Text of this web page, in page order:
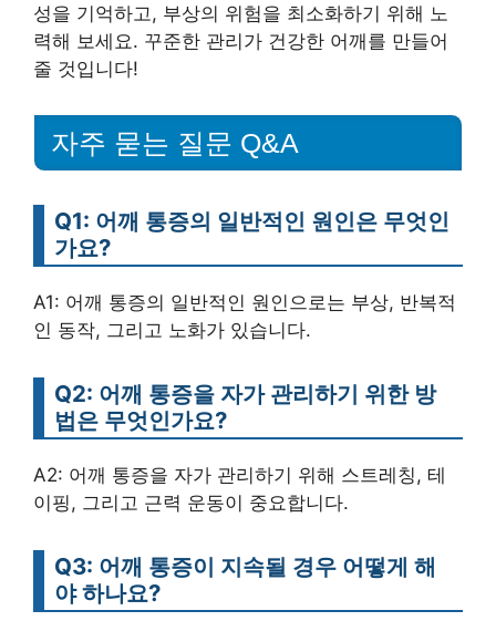
성을 기억하고, 부상의 위험을 최소화하기 위해 노
력해 보세요. 꾸준한 관리가 건강한 어깨를 만들어
줄 것입니다!
자주 묻는 질문 Q&A
Q1: 어깨 통증의 일반적인 원인은 무엇인
가요?
A1: 어깨 통증의 일반적인 원인으로는 부상, 반복적
인 동작, 그리고 노화가 있습니다.
Q2: 어깨 통증을 자가 관리하기 위한 방
법은 무엇인가요?
A2: 어깨 통증을 자가 관리하기 위해 스트레칭, 테
이핑, 그리고 근력 운동이 중요합니다.
Q3: 어깨 통증이 지속될 경우 어떻게 해
야 하나요?